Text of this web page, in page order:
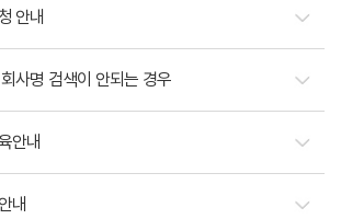
안내
사명 검색이 안되는 경우
안내
내